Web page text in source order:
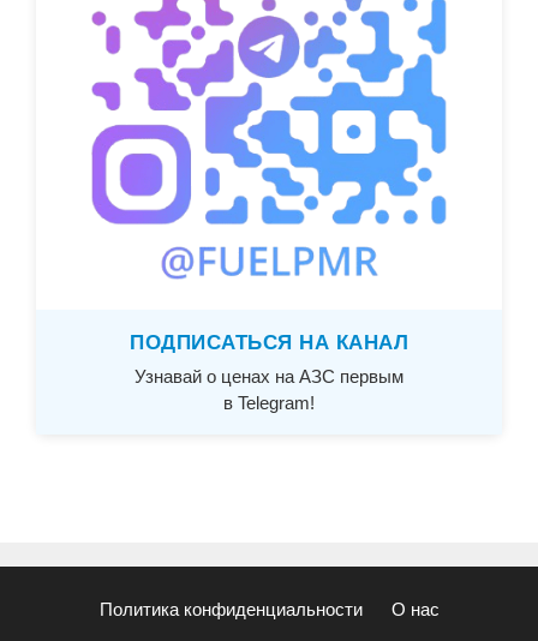
ПОДПИСАТЬСЯ НА КАНАЛ
Узнавай о ценах на АЗС первым
в Telegram!
Политика конфиденциальности О нас